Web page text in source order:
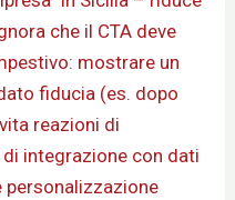
che il CTA deve
mostrare un
fiducia (es. dopo
reazioni di
integrazione con dati